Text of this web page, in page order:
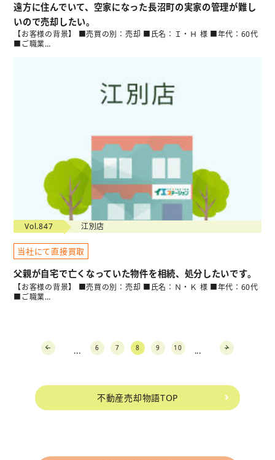
遠方に住んでいて、空家になった長沼町の実家の管理が難し
いので売却したい。
【お客様の背景】 ■売買の別：売却 ■氏名：Ｉ・Ｈ 様 ■年代：60代
■ご職業…
Vol.847 江別店
当社にて直接買取
父親が自宅で亡くなっていた物件を相続、処分したいです。
【お客様の背景】 ■売買の別：売却 ■氏名：Ｎ・Ｋ 様 ■年代：60代
■ご職業…
... 6 7 8 9 10 ...
不動産売却物語TOP